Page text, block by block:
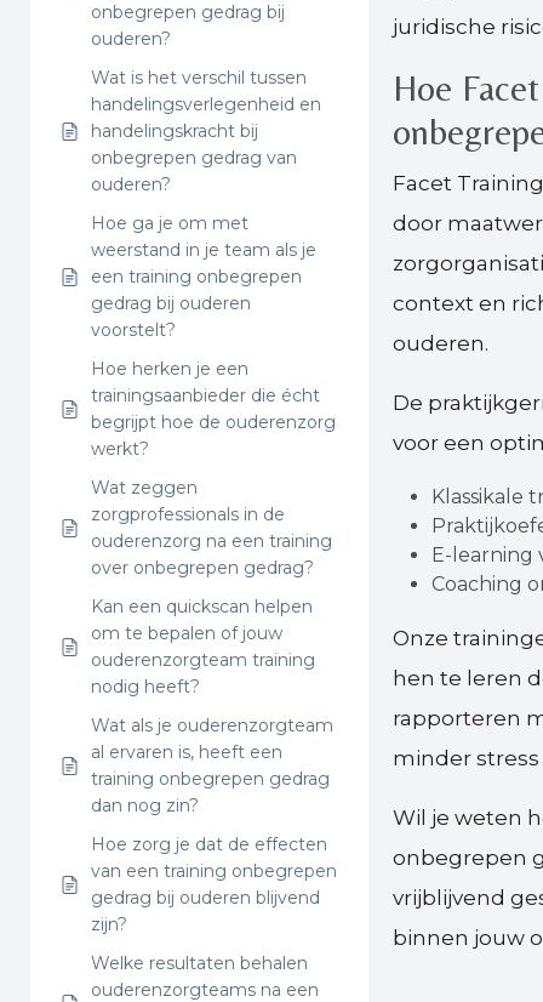
onbegrepen gedrag bij
ouderen?
Wat is het verschil tussen
handelingsverlegenheid en
handelingskracht bij
onbegrepen gedrag van
ouderen?
Hoe ga je om met
weerstand in je team als je
een training onbegrepen
gedrag bij ouderen
voorstelt?
Hoe herken je een
trainingsaanbieder die écht
begrijpt hoe de ouderenzorg
werkt?
Wat zeggen
zorgprofessionals in de
ouderenzorg na een training
over onbegrepen gedrag?
Kan een quickscan helpen
om te bepalen of jouw
ouderenzorgteam training
nodig heeft?
Wat als je ouderenzorgteam
al ervaren is, heeft een
training onbegrepen gedrag
dan nog zin?
Hoe zorg je dat de effecten
van een training onbegrepen
gedrag bij ouderen blijvend
zijn?
Welke resultaten behalen
ouderenzorgteams na een
juridische
Hoe
Facet
door
context en
ouderen.
De
voor een
Klassikale
E-learning
Coaching
Onze
hen te leren
rapporteren
minder
Wil je weten
onbegrepen
vrijblijvend
binnen jouw